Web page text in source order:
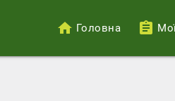
Головна